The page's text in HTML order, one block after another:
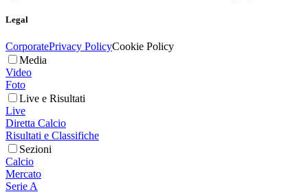
Legal
CorporatePrivacy PolicyCookie Policy
Media
Video
Foto
Live e Risultati
Live
Diretta Calcio
Risultati e Classifiche
Sezioni
Calcio
Mercato
Serie A